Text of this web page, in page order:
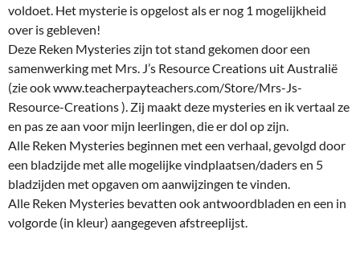
voldoet. Het mysterie is opgelost als er nog 1 mogelijkheid
over is gebleven!
Deze Reken Mysteries zijn tot stand gekomen door een
samenwerking met Mrs. J’s Resource Creations uit Australië
(zie ook www.teacherpayteachers.com/Store/Mrs-Js-
Resource-Creations ). Zij maakt deze mysteries en ik vertaal ze
en pas ze aan voor mijn leerlingen, die er dol op zijn.
Alle Reken Mysteries beginnen met een verhaal, gevolgd door
een bladzijde met alle mogelijke vindplaatsen/daders en 5
bladzijden met opgaven om aanwijzingen te vinden.
Alle Reken Mysteries bevatten ook antwoordbladen en een in
volgorde (in kleur) aangegeven afstreeplijst.